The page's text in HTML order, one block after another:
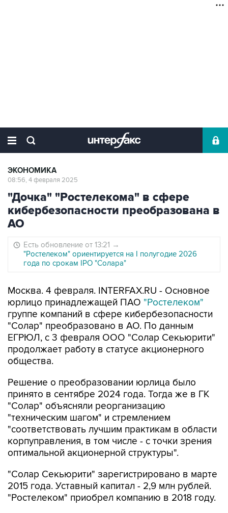
ЭКОНОМИКА
08:56, 4 февраля 2025
"Дочка" "Ростелекома" в сфере
кибербезопасности преобразована в
АО
Есть обновление от 13:21 →
"Ростелеком" ориентируется на I полугодие 2026
года по срокам IPO "Солара"
Москва. 4 февраля. INTERFAX.RU - Основное
юрлицо принадлежащей ПАО "Ростелеком"
группе компаний в сфере кибербезопасности
"Солар" преобразовано в АО. По данным
ЕГРЮЛ, с 3 февраля ООО "Солар Секьюрити"
продолжает работу в статусе акционерного
общества.
Решение о преобразовании юрлица было
принято в сентябре 2024 года. Тогда же в ГК
"Солар" объясняли реорганизацию
"техническим шагом" и стремлением
"соответствовать лучшим практикам в области
корпуправления, в том числе - с точки зрения
оптимальной акционерной структуры".
"Солар Секьюрити" зарегистрировано в марте
2015 года. Уставный капитал - 2,9 млн рублей.
"Ростелеком" приобрел компанию в 2018 году.